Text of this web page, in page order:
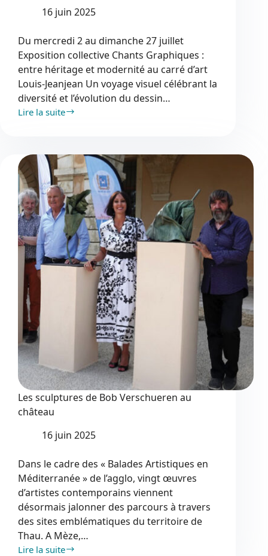
16 juin 2025
Du mercredi 2 au dimanche 27 juillet
Exposition collective Chants Graphiques :
entre héritage et modernité au carré d’art
Louis-Jeanjean Un voyage visuel célébrant la
diversité et l’évolution du dessin…
Lire la suite
Exposition
Graphiques »
Les sculptures de Bob Verschueren au
château
16 juin 2025
Dans le cadre des « Balades Artistiques en
Méditerranée » de l’agglo, vingt œuvres
d’artistes contemporains viennent
désormais jalonner des parcours à travers
des sites emblématiques du territoire de
Thau. A Mèze,…
Lire la suite